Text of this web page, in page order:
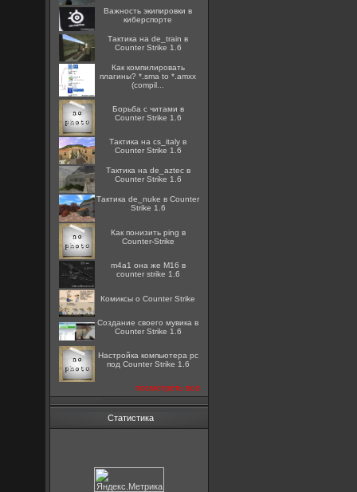
Важность экипировки в
киберспорте
Тактика на de_train в
Counter Strike 1.6
Как компилировать
плагины? *.sma to *.amxx
(compil...
Борьба с читами в
Counter Strike 1.6
Тактика на cs_italy в
Counter Strike 1.6
Тактика на de_aztec в
Counter Strike 1.6
Тактика de_nuke в Counter
Strike 1.6
Как понизить ping в
Counter-Strike
m4a1 она же M16 в
counter strike 1.6
Комиксы о Counter Strike
Создание своего мувика в
Counter Strike 1.6
Настройка компьютера pc
под Counter Strike 1.6
посмотреть все
Статистика